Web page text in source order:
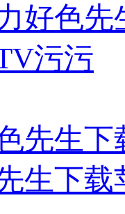
好色
污污
先生
生下